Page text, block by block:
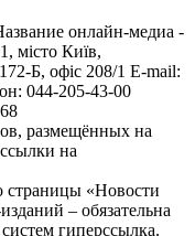
онлайн-медиа -
місто Київ,
Б, офіс 208/1 E-mail:
044-205-43-00
размещённых на
на
страницы «Новости
– обязательна
гиперссылка.